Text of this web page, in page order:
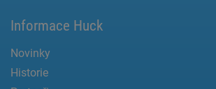
Informace Huck
Novinky
Historie